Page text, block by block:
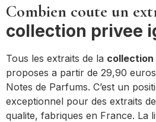
Combien coute un
collection privee
Tous les extraits de la collection
proposes a partir de 29,90
Notes de Parfums. C’est un
exceptionnel pour des extraits
qualite, fabriques en France. La